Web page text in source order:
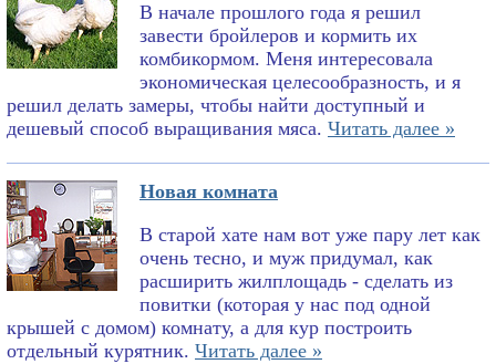
В начале прошлого года я решил
завести бройлеров и кормить их
комбикормом. Меня интересовала
экономическая целесообразность, и я
решил делать замеры, чтобы найти доступный и
дешевый способ выращивания мяса. Читать далее »
Новая комната
В старой хате нам вот уже пару лет как
очень тесно, и муж придумал, как
расширить жилплощадь - сделать из
повитки (которая у нас под одной
крышей с домом) комнату, а для кур построить
отдельный курятник. Читать далее »